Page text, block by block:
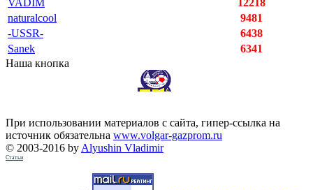
VADIM
12218
naturalcool
9481
-USSR-
6438
Sanek
6341
Наша кнопка
При использовании материалов с сайта, гипер-ссылка на
источник обязательна www.volgar-gazprom.ru
© 2003-2016 by Alyushin Vladimir
Статьи